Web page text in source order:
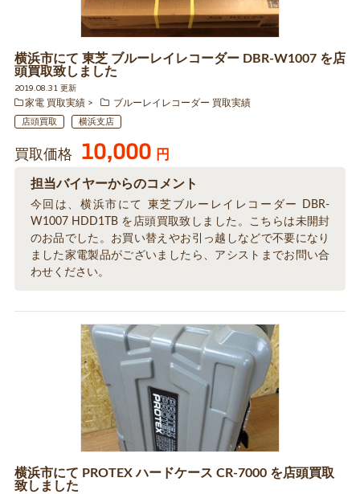
横浜市にて 東芝 ブルーレイレコーダー DBR-W1007 を店
頭買取致しました
2019.08.31 更新
家電 買取実績
ブルーレイレコーダー 買取実績
店頭買取 横浜支店
買取価格 10,000 円
担当バイヤーからのコメント
今回は、横浜市にて 東芝ブルーレイレコーダー DBR-
W1007 HDD1TB を店頭買取致しました。こちらは未開封
のお品でした。お買い替えやお引っ越しなどで不要になり
ました家電製品がございましたら、アシストまでお問い合
わせください。
横浜市にて PROTEX ハードケース CR-7000 を店頭買取
致しました